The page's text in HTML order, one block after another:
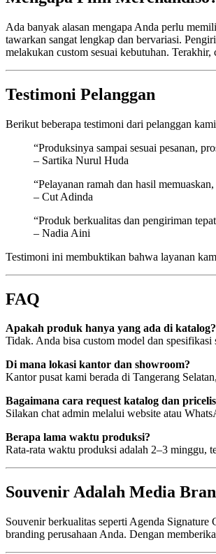
Ada banyak alasan mengapa Anda perlu
tawarkan sangat lengkap dan bervariasi.
melakukan custom sesuai kebutuhan. Terakhir,
Testimoni Pelanggan
Berikut beberapa testimoni dari pelanggan
“Produksinya sampai sesuai pesanan,
– Sartika Nurul Huda
“Pelayanan ramah dan hasil
– Cut Adinda
“Produk berkualitas dan pengiriman
– Nadia Aini
Testimoni ini membuktikan bahwa layanan
FAQ
Apakah produk hanya yang ada di katalog?
Tidak. Anda bisa custom model dan
Di mana lokasi kantor dan showroom?
Kantor pusat kami berada di Tangerang
Bagaimana cara request katalog dan
Silakan chat admin melalui website atau
Berapa lama waktu produksi?
Rata-rata waktu produksi adalah 2–3 minggu,
Souvenir Adalah Media
Souvenir berkualitas seperti Agenda
branding perusahaan Anda. Dengan